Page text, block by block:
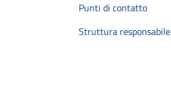
Punti di contatto
Struttura responsabile